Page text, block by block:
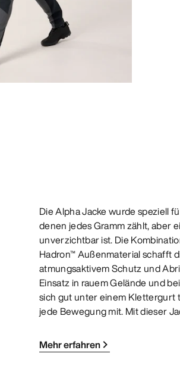
Die Alpha Jacke wurde speziell
denen jedes Gramm zählt, aber
unverzichtbar ist. Die
Hadron™ Außenmaterial schafft
atmungsaktivem Schutz und
Einsatz in rauem Gelände und
sich gut unter einem Klettergurt
jede Bewegung mit. Mit dieser
Mehr erfahren